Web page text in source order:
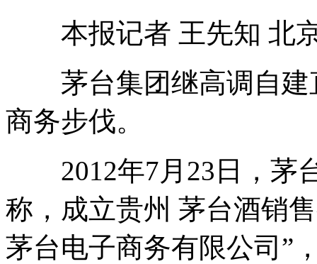
本报记者 王先知 北
茅台集团继高调自建
商务步伐。
2012年7月23日，茅
称，成立贵州 茅台酒销
茅台电子商务有限公司”